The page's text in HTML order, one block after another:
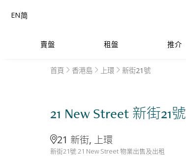
賣盤 租盤 推介
EN简
首頁 香港島 上環 新街21號
21 New Street 新街21號
21 新街, 上環
新街21號 21 New Street 物業出售及出租